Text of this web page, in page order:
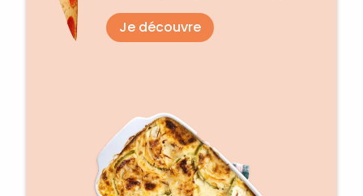
Je découvre